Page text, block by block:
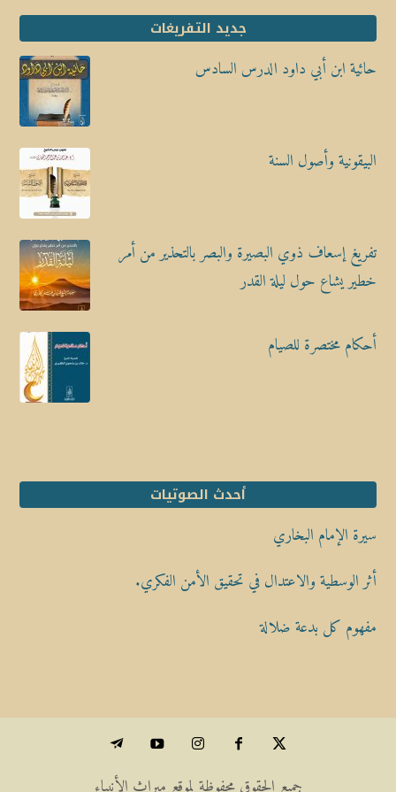
جديد التفريغات
حائية ابن أبي داود الدرس السادس
البيقونية وأصول السنة
تفريغ إسعاف ذوي البصيرة والبصر بالتحذير من أمر
خطير يشاع حول ليلة القدر
أحكام مختصرة للصيام
أحدث الصوتيات
سيرة الإمام البخاري
أثر الوسطية والاعتدال في تحقيق الأمن الفكري.
مفهوم كل بدعة ضلالة